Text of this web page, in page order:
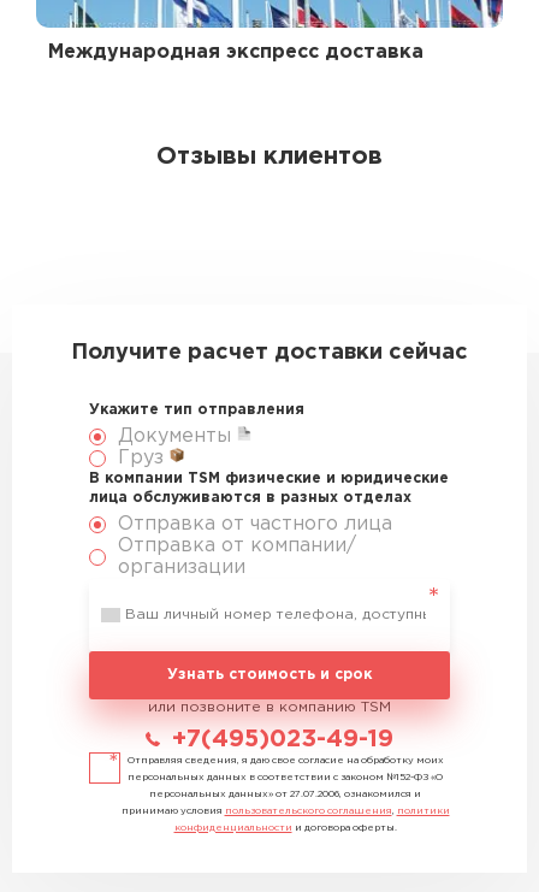
Международная экспресс доставка
Отзывы клиентов
Получите расчет доставки сейчас
Укажите тип отправления
Документы
Груз
В компании TSM физические и юридические
лица обслуживаются в разных отделах
Отправка от частного лица
Отправка от компании/
организации
Узнать стоимость и срок
или позвоните в компанию TSM
+7(495)023-49-19
Отправляя сведения, я даю свое согласие на обработку моих
персональных данных в соответствии с законом №152-ФЗ «О
персональных данных» от 27.07.2006, ознакомился и
принимаю условия пользовательского соглашения
политики
конфиденциальности и договора оферты.